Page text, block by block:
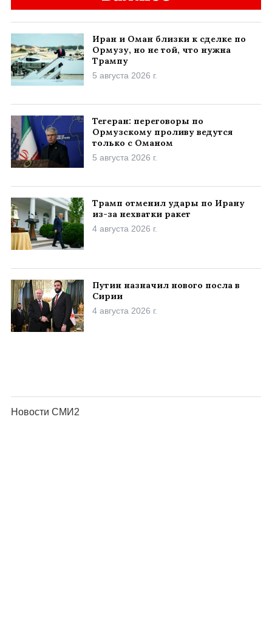
Иран и Оман близки к сделке по
Ормузу, но не той, что нужна
Трампу
5 августа 2026 г.
Тегеран: переговоры по
Ормузскому проливу ведутся
только с Оманом
5 августа 2026 г.
Трамп отменил удары по Ирану
из-за нехватки ракет
4 августа 2026 г.
Путин назначил нового посла в
Сирии
4 августа 2026 г.